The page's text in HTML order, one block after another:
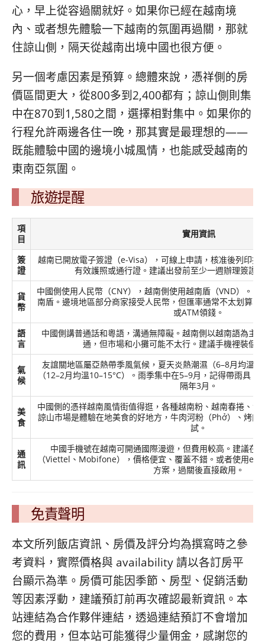
心，早上從容過關就好。如果你已經在越南境
內、或者想先體驗一下越南的氛圍再過關，那就
住諒山側，隔天從越南出境中國也很方便。
另一個考慮因素是預算。總體來說，憑祥側的房
價區間更大，從800多到2,400都有；諒山側則集
中在870到1,580之間，選擇相對集中。如果你的
行程允許兩邊各住一晚，那其實是最理想的——
既能體驗中國的邊境小城風情，也能感受越南的
東南亞氛圍。
旅遊提醒
項
目
實用資訊
簽
證
越南已開放電子簽證（e-Visa），可線上申請，核准後列印攜
有效護照或通行證。建議出發前至少一週辦理簽證
貨
幣
中國側使用人民幣（CNY），越南側使用越南盾（VND）。1
南盾。邊境地區部分商家接受人民幣，但匯率通常不太划算，
或ATM領錢。
語
言
中國側講普通話和粵語，溝通無障礙。越南側以越南語為主
通，但市場和小攤可能不太行。建議手機裡裝個
氣
候
友誼關地區屬亞熱帶季風氣候，夏天炎熱潮濕（6–8月均溫
（12–2月均溫10–15°C）。雨季集中在5–9月，記得帶雨具
隔年3月。
美
食
中國側的憑祥越南風情街值得逛，各種越南粉、越南春捲、滴
諒山市場是體驗在地美食的好地方，牛肉河粉（Phở）、烤
試。
通
訊
中國手機號在越南可開通國際漫遊，但費用較高。建議在
（Viettel、Mobifone），價格便宜、覆蓋不錯。或者使用
方案，過關後直接啟用。
免責聲明
本文所列飯店資訊、房價及評分均為撰寫時之參
考資料，實際價格與 availability 請以各訂房平
台顯示為準。房價可能因季節、房型、促銷活動
等因素浮動，建議預訂前再次確認最新資訊。本
站連結為合作夥伴連結，透過連結預訂不會增加
您的費用，但本站可能獲得少量佣金，感謝您的